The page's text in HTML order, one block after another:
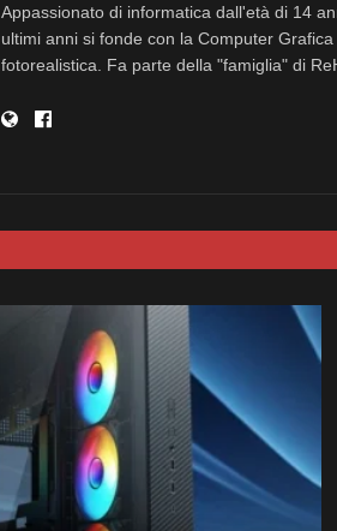
Appassionato di informatica dall'età di 14
ultimi anni si fonde con la Computer
fotorealistica. Fa parte della "famiglia" di